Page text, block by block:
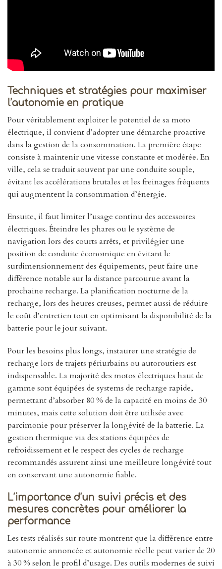
Techniques et stratégies pour maximiser
l’autonomie en pratique
Pour véritablement exploiter le potentiel de sa moto
électrique, il convient d’adopter une démarche proactive
dans la gestion de la consommation. La première étape
consiste à maintenir une vitesse constante et modérée. En
ville, cela se traduit souvent par une conduite souple,
évitant les accélérations brutales et les freinages fréquents
qui augmentent la consommation d’énergie.
Ensuite, il faut limiter l’usage continu des accessoires
électriques. Éteindre les phares ou le système de
navigation lors des courts arrêts, et privilégier une
position de conduite économique en évitant le
surdimensionnement des équipements, peut faire une
différence notable sur la distance parcourue avant la
prochaine recharge. La planification nocturne de la
recharge, lors des heures creuses, permet aussi de réduire
le coût d’entretien tout en optimisant la disponibilité de la
batterie pour le jour suivant.
Pour les besoins plus longs, instaurer une stratégie de
recharge lors de trajets périurbains ou autoroutiers est
indispensable. La majorité des motos électriques haut de
gamme sont équipées de systems de recharge rapide,
permettant d’absorber 80 % de la capacité en moins de 30
minutes, mais cette solution doit être utilisée avec
parcimonie pour préserver la longévité de la batterie. La
gestion thermique via des stations équipées de
refroidissement et le respect des cycles de recharge
recommandés assurent ainsi une meilleure longévité tout
en conservant une autonomie fiable.
L’importance d’un suivi précis et des
mesures concrètes pour améliorer la
performance
Les tests réalisés sur route montrent que la différence entre
autonomie annoncée et autonomie réelle peut varier de 20
à 30 % selon le profil d’usage. Des outils modernes de suivi